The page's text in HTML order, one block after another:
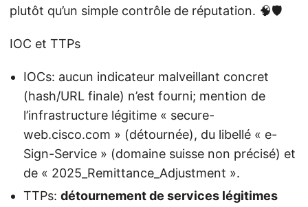
plutôt qu’un simple contrôle de réputation. 🧠🛡️
IOC et TTPs
IOCs: aucun indicateur malveillant concret
(hash/URL finale) n’est fourni; mention de
l’infrastructure légitime « secure-
web.cisco.com » (détournée), du libellé « e-
Sign-Service » (domaine suisse non précisé) et
de « 2025_Remittance_Adjustment ».
TTPs: détournement de services légitimes